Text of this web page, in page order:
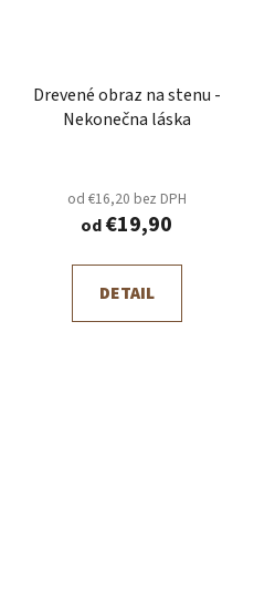
Drevené obraz na stenu -
Nekonečna láska
od €16,20 bez DPH
od€19,90
DETAIL